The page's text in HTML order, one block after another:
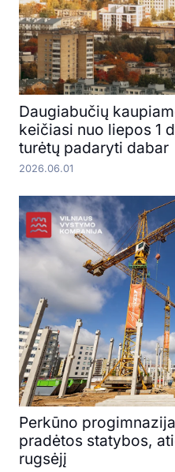
Daugiabučių
keičiasi nuo liepos 1
turėtų padaryti dabar
2026.06.01
Perkūno
pradėtos statybos,
rugsėjį